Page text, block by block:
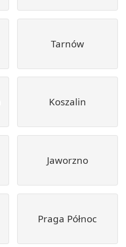
Tarnów
Koszalin
Jaworzno
Praga Północ